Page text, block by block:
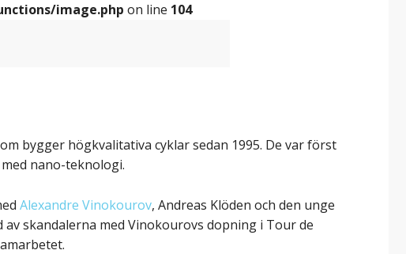
image.php on line 104
bygger högkvalitativa cyklar sedan 1995. De var först
nano-teknologi.
Alexandre Vinokourov, Andreas Klöden och den unge
av skandalerna med Vinokourovs dopning i Tour de